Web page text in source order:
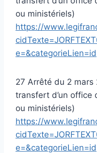
ou ministériels)
https://
e=&categorieLien=id
27 Arrêté du 2 mars
transfert d’un office
ou ministériels)
https://
e=&categorieLien=id